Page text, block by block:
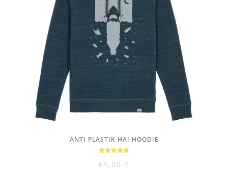
ANTI PLASTIK HAI HOODIE
mit
65,00 €